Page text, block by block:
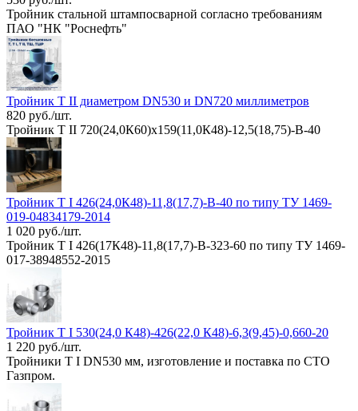
Тройник стальной штампосварной согласно требованиям
ПАО "НК "Роснефть"
Тройник Т II диаметром DN530 и DN720 миллиметров
820 руб./шт.
Тройник Т II 720(24,0К60)х159(11,0К48)-12,5(18,75)-В-40
Тройник Т I 426(24,0К48)-11,8(17,7)-В-40 по типу ТУ 1469-
019-04834179-2014
1 020 руб./шт.
Тройник Т I 426(17К48)-11,8(17,7)-В-323-60 по типу ТУ 1469-
017-38948552-2015
Тройник Т I 530(24,0 К48)-426(22,0 К48)-6,3(9,45)-0,660-20
1 220 руб./шт.
Тройники Т I DN530 мм, изготовление и поставка по СТО
Газпром.